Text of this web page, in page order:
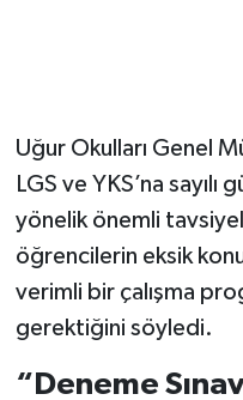
Uğur Okulları Genel
LGS ve YKS’na
yönelik önemli
öğrencilerin eksik
verimli bir çalışma
gerektiğini söyledi.
“Deneme
Siyaset
Sokak
Spor